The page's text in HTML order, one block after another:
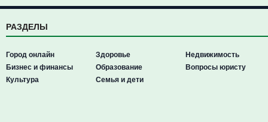
РАЗДЕЛЫ
Город онлайн
Бизнес и финансы
Культура
Здоровье
Образование
Семья и дети
Недвижимость
Вопросы юристу